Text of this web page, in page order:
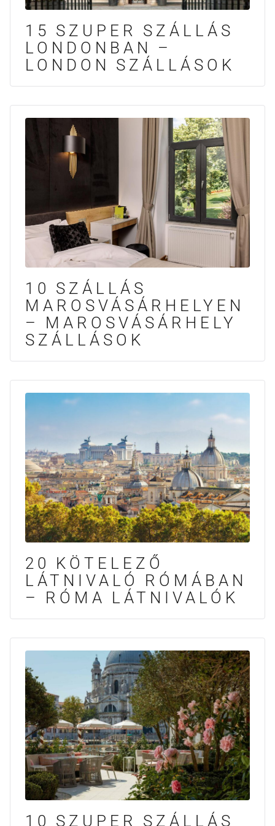
15 SZUPER SZÁLLÁS
LONDONBAN –
LONDON SZÁLLÁSOK
10 SZÁLLÁS
MAROSVÁSÁRHELYEN
– MAROSVÁSÁRHELY
SZÁLLÁSOK
20 KÖTELEZŐ
LÁTNIVALÓ RÓMÁBAN
– RÓMA LÁTNIVALÓK
10 SZUPER SZÁLLÁS